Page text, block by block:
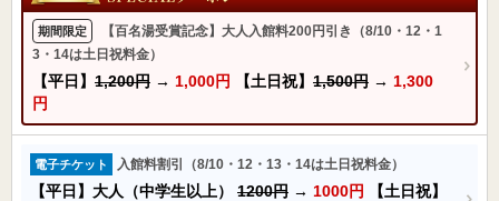
期間限定
【百名湯受賞記念】大人入館料200円引き（8/10・12・1
3・14は土日祝料金）
【平日】 1,200円 → 1,000円 【土日祝】 1,500円 → 1,300
円
電子チケット 入館料割引（8/10・12・13・14は土日祝料金）
【平日】大人（中学生以上） 1200円 → 1000円
【土日祝】